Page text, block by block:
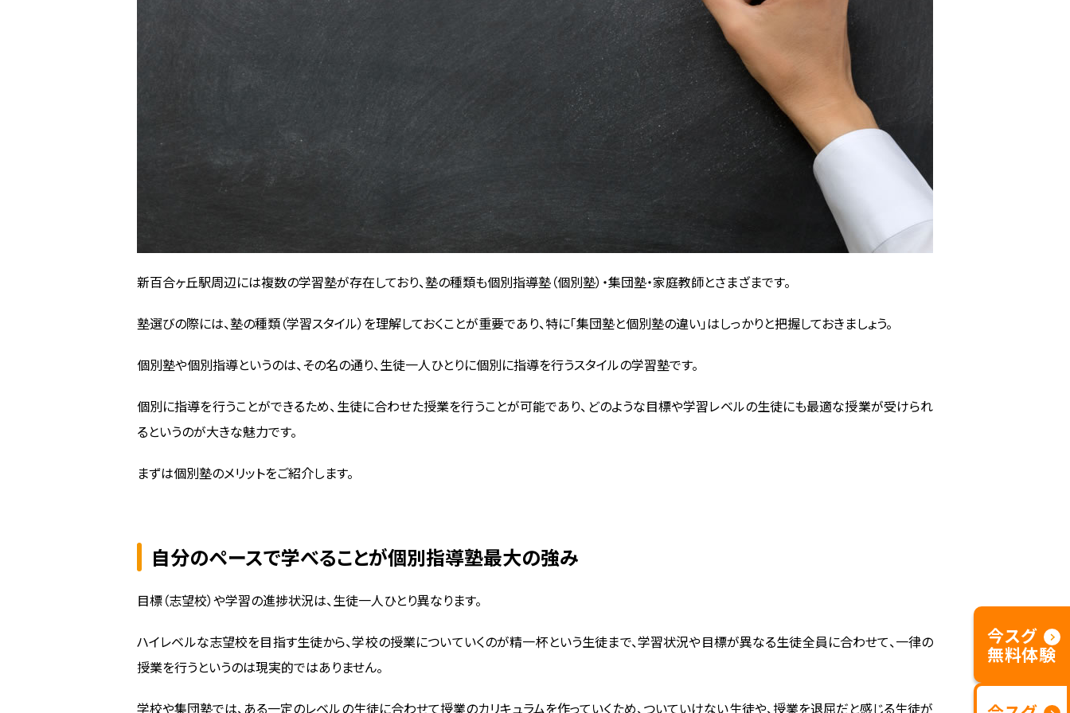
新百合ヶ丘駅周辺には複数の学習塾が存在しており、塾の種類も個別指導塾（個別塾）・集団塾・家庭教師とさまざまです。
塾選びの際には、塾の種類（学習スタイル）を理解しておくことが重要であり、特に「集団塾と個別塾の違い」はしっかりと把握しておきましょう。
個別塾や個別指導というのは、その名の通り、生徒一人ひとりに個別に指導を行うスタイルの学習塾です。
個別に指導を行うことができるため、生徒に合わせた授業を行うことが可能であり、どのような目標や学習レベルの生徒にも最適な授業が受けられ
るというのが大きな魅力です。
まずは個別塾のメリットをご紹介します。
自分のペースで学べることが個別指導塾最大の強み
目標（志望校）や学習の進捗状況は、生徒一人ひとり異なります。
ハイレベルな志望校を目指す生徒から、学校の授業についていくのが精一杯という生徒まで、学習状況や目標が異なる生徒全員に合わせて、一律の
授業を行うというのは現実的ではありません。
学校や集団塾では、ある一定のレベルの生徒に合わせて授業のカリキュラムを作っていくため、ついていけない生徒や、授業を退屈だと感じる生徒が
今スグ
無料体験